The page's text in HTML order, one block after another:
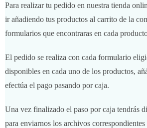
Para realizar tu pedido en nuestra tienda
ir añadiendo tus productos al carrito de la
formularios que encontraras en cada
El pedido se realiza con cada formulario
disponibles en cada uno de los productos,
efectúa el pago pasando por caja.
Una vez finalizado el paso por caja tendrás
para enviarnos los archivos